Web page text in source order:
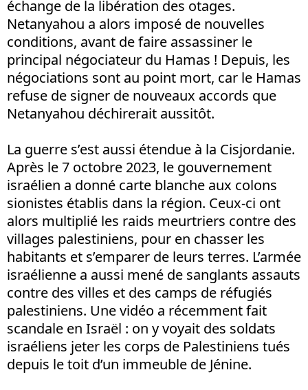
échange de la libération des otages.
Netanyahou a alors imposé de nouvelles
conditions, avant de faire assassiner le
principal négociateur du Hamas ! Depuis, les
négociations sont au point mort, car le Hamas
refuse de signer de nouveaux accords que
Netanyahou déchirerait aussitôt.
La guerre s’est aussi étendue à la Cisjordanie.
Après le 7 octobre 2023, le gouvernement
israélien a donné carte blanche aux colons
sionistes établis dans la région. Ceux-ci ont
alors multiplié les raids meurtriers contre des
villages palestiniens, pour en chasser les
habitants et s’emparer de leurs terres. L’armée
israélienne a aussi mené de sanglants assauts
contre des villes et des camps de réfugiés
palestiniens. Une vidéo a récemment fait
scandale en Israël : on y voyait des soldats
israéliens jeter les corps de Palestiniens tués
depuis le toit d’un immeuble de Jénine.